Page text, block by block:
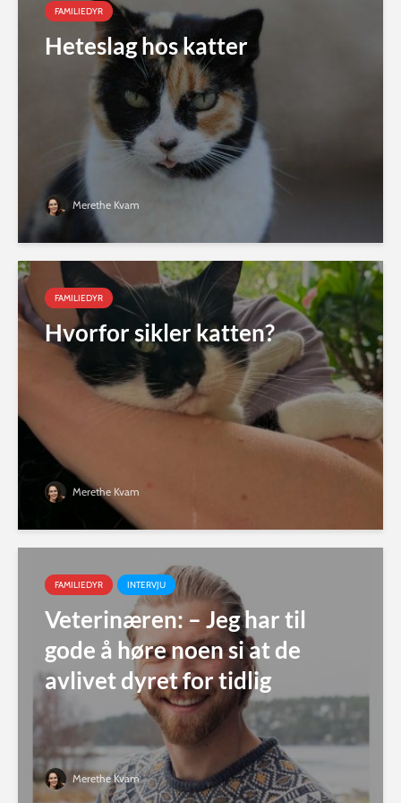
FAMILIEDYR
Heteslag hos katter
Merethe Kvam
FAMILIEDYR
Hvorfor sikler katten?
Merethe Kvam
FAMILIEDYR INTERVJU
Veterinæren: – Jeg har til
gode å høre noen si at de
avlivet dyret for tidlig
Merethe Kvam